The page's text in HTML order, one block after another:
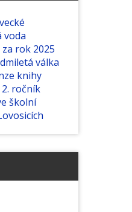
voda
rok 2025
válka
knihy
2. ročník
školní